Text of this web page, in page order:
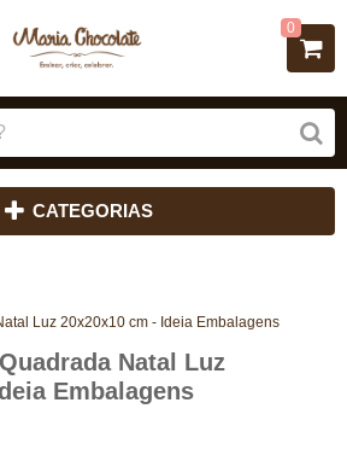
0
CATEGORIAS
Luz 20x20x10 cm - Ideia Embalagens
Natal Luz
Embalagens